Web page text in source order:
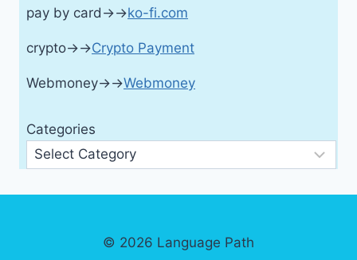
pay by card→→ko-fi.com
crypto→→Crypto Payment
Webmoney→→Webmoney
Categories
© 2026 Language Path